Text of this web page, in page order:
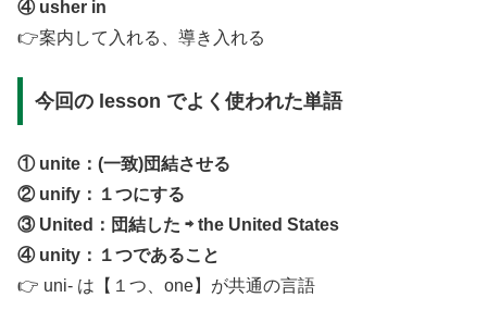
④ usher in
👉案内して入れる、導き入れる
今回の lesson でよく使われた単語
① unite：(一致)団結させる
② unify：１つにする
③ United：団結した ⇨ the United States
④ unity：１つであること
👉 uni- は【１つ、one】が共通の言語